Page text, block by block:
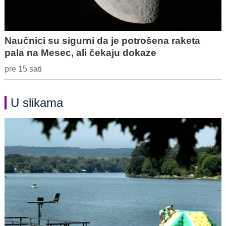
Naučnici su sigurni da je potrošena raketa
pala na Mesec, ali čekaju dokaze
pre 15 sati
U slikama